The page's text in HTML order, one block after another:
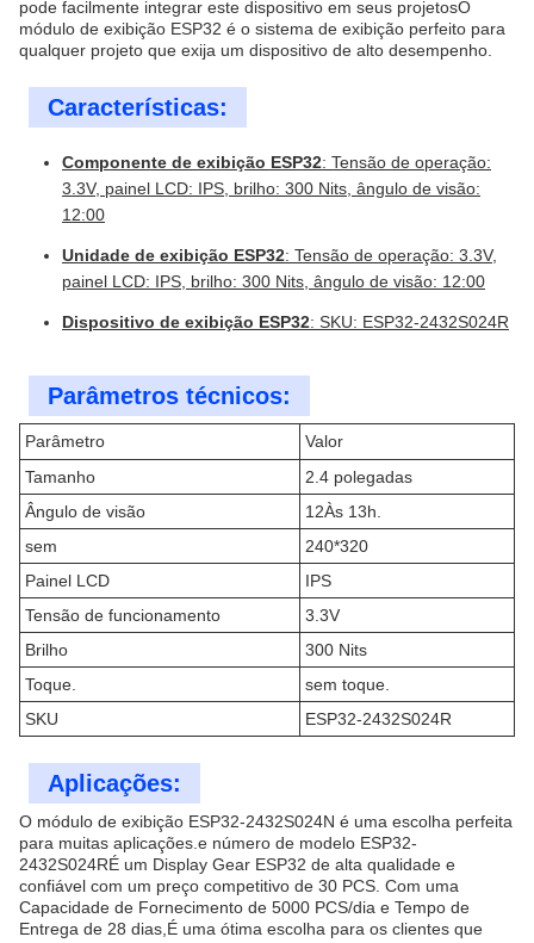
pode facilmente integrar este dispositivo em seus projetosO
módulo de exibição ESP32 é o sistema de exibição perfeito para
qualquer projeto que exija um dispositivo de alto desempenho.
Características:
Componente de exibição ESP32: Tensão de operação:
3.3V, painel LCD: IPS, brilho: 300 Nits, ângulo de visão:
12:00
Unidade de exibição ESP32: Tensão de operação: 3.3V,
painel LCD: IPS, brilho: 300 Nits, ângulo de visão: 12:00
Dispositivo de exibição ESP32: SKU: ESP32-2432S024R
Parâmetros técnicos:
Parâmetro
Valor
Tamanho
2.4 polegadas
Ângulo de visão
12Às 13h.
sem
240*320
Painel LCD
IPS
Tensão de funcionamento
3.3V
Brilho
300 Nits
Toque.
sem toque.
SKU
ESP32-2432S024R
Aplicações:
O módulo de exibição ESP32-2432S024N é uma escolha perfeita
para muitas aplicações.e número de modelo ESP32-
2432S024RÉ um Display Gear ESP32 de alta qualidade e
confiável com um preço competitivo de 30 PCS. Com uma
Capacidade de Fornecimento de 5000 PCS/dia e Tempo de
Entrega de 28 dias,É uma ótima escolha para os clientes que